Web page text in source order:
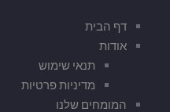
דף הבית
אודות
תנאי שימוש
מדיניות פרטיות
המומחים שלנו